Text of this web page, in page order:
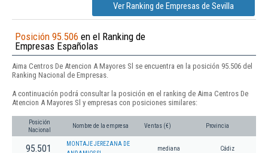
Ver Ranking de Empresas de Sevilla
Posición 95.506 en el Ranking de
Empresas Españolas
Aima Centros De Atencion A Mayores Sl se encuentra en la posición 95.506 del
Ranking Nacional de Empresas.
A continuación podrá consultar la posición en el ranking de Aima Centros De
Atencion A Mayores Sl y empresas con posiciones similares:
Posición
Nacional
Nombre de la empresa Ventas (€) Provincia
95.501
MONTAJE JEREZANA DE
mediana Cádiz